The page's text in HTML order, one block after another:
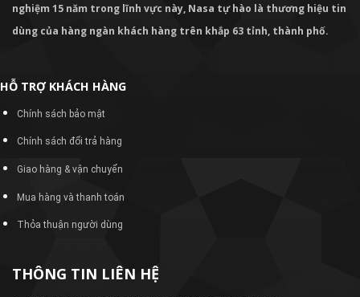
nghiệm 15 năm trong lĩnh vực này, Nasa tự hào là thương hiệu tin
dùng của hàng ngàn khách hàng trên khắp 63 tỉnh, thành phố.
HỖ TRỢ KHÁCH HÀNG
Chính sách bảo mật
Chính sách đổi trả hàng
Giao hàng & vận chuyển
Mua hàng và thanh toán
Thỏa thuận người dùng
THÔNG TIN LIÊN HỆ